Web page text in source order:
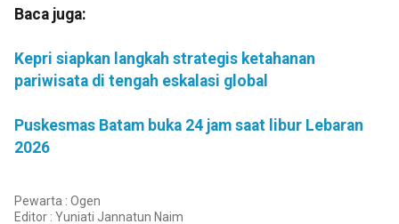
Baca juga:
Kepri siapkan langkah strategis ketahanan
pariwisata di tengah eskalasi global
Puskesmas Batam buka 24 jam saat libur Lebaran
2026
Pewarta : Ogen
Editor : Yuniati Jannatun Naim